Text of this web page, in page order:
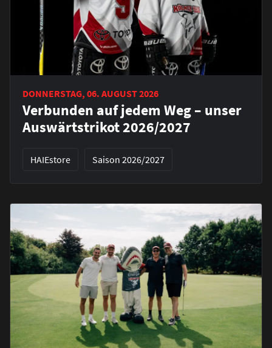
DONNERSTAG, 06. AUGUST 2026
Verbunden auf jedem Weg – unser
Auswärtstrikot 2026/2027
HAIEstore Saison 2026/2027